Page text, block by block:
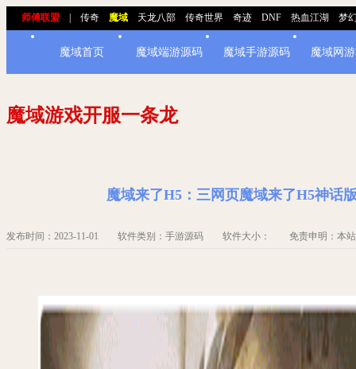
师傅联盟 传奇 魔域 天龙八部 传奇世界 奇迹 DNF 热血江湖 梦
魔域首页 魔域端游源码 魔域手游源码 魔域网
魔域游戏开服一条龙
魔域来了H5：三网页魔域来了H5神话
发布时间：2023-11-01 软件类别：手游源码 软件大小： 免责申明：本站